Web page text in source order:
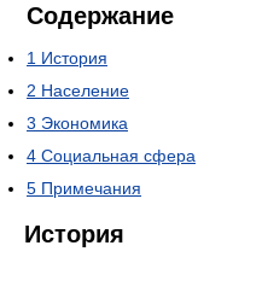
Содержание
1 История
2 Население
3 Экономика
4 Социальная сфера
5 Примечания
История